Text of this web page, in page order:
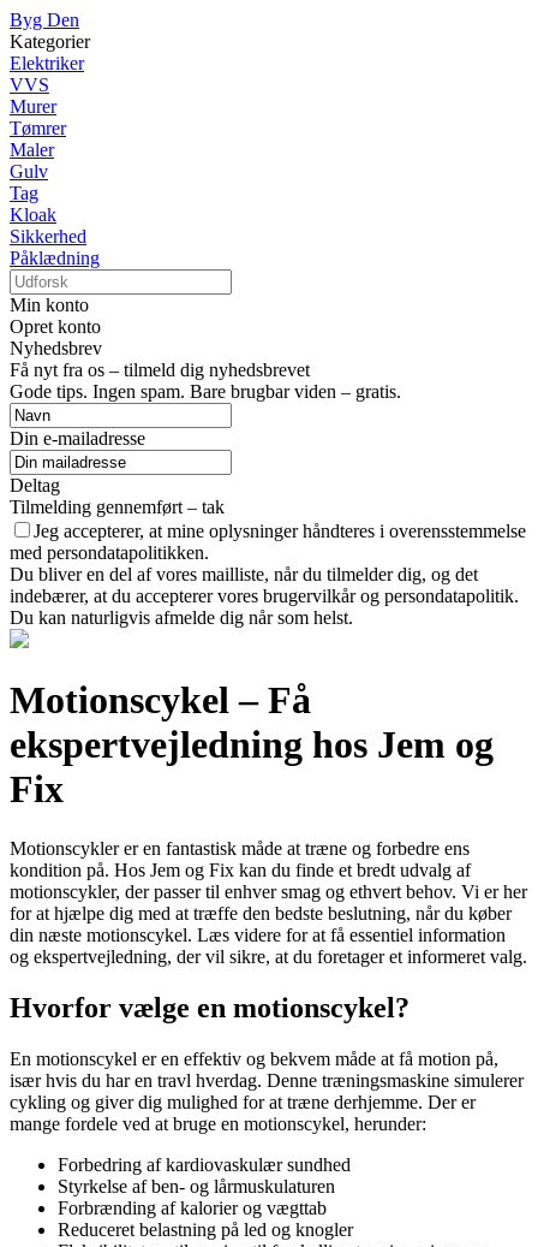
Byg Den
Kategorier
Elektriker
VVS
Murer
Tømrer
Maler
Gulv
Tag
Kloak
Sikkerhed
Påklædning
Min konto
Opret konto
Nyhedsbrev
Få nyt fra os – tilmeld dig nyhedsbrevet
Gode tips. Ingen spam. Bare brugbar viden – gratis.
Din e-mailadresse
Deltag
Tilmelding gennemført – tak
Jeg accepterer, at mine oplysninger håndteres i overensstemmelse
med persondatapolitikken.
Du bliver en del af vores mailliste, når du tilmelder dig, og det
indebærer, at du accepterer vores brugervilkår og persondatapolitik.
Du kan naturligvis afmelde dig når som helst.
Motionscykel – Få
ekspertvejledning hos Jem og
Fix
Motionscykler er en fantastisk måde at træne og forbedre ens
kondition på. Hos Jem og Fix kan du finde et bredt udvalg af
motionscykler, der passer til enhver smag og ethvert behov. Vi er her
for at hjælpe dig med at træffe den bedste beslutning, når du køber
din næste motionscykel. Læs videre for at få essentiel information
og ekspertvejledning, der vil sikre, at du foretager et informeret valg.
Hvorfor vælge en motionscykel?
En motionscykel er en effektiv og bekvem måde at få motion på,
især hvis du har en travl hverdag. Denne træningsmaskine simulerer
cykling og giver dig mulighed for at træne derhjemme. Der er
mange fordele ved at bruge en motionscykel, herunder:
Forbedring af kardiovaskulær sundhed
Styrkelse af ben- og lårmuskulaturen
Forbrænding af kalorier og vægttab
Reduceret belastning på led og knogler